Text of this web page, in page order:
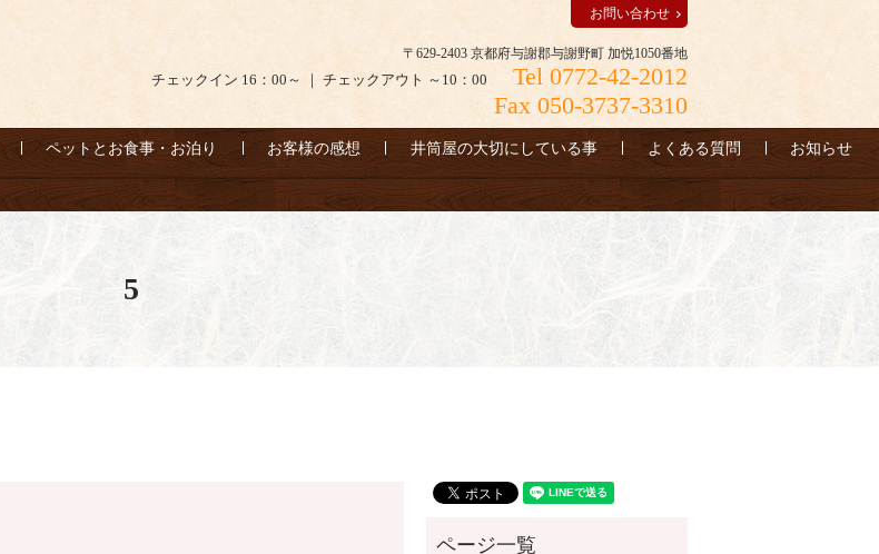
〒629-2403 京都府与謝郡与謝野町 加悦1050番地
チェックイン 16：00～ ｜ チェックアウト ～10：00
Tel 0772-42-2012
Fax 050-3737-3310
お問い合わせ
ペットとお食事・お泊り お客様の感想 井筒屋の大切にしている事 よくある質問 お知らせ
5